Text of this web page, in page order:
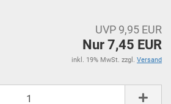
UVP 9,95 EUR
Nur 7,45 EUR
inkl. 19% MwSt. zzgl. Versand